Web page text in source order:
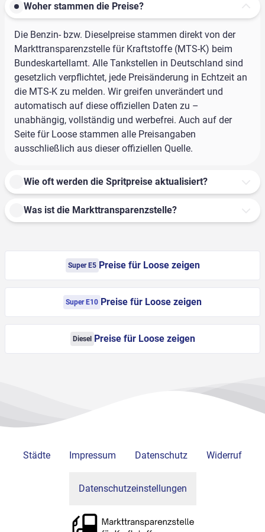
Woher stammen die Preise?
Die Benzin- bzw. Dieselpreise stammen direkt von der
Markttransparenzstelle für Kraftstoffe (MTS-K) beim
Bundeskartellamt. Alle Tankstellen in Deutschland sind
gesetzlich verpflichtet, jede Preisänderung in Echtzeit an
die MTS-K zu melden. Wir greifen unverändert und
automatisch auf diese offiziellen Daten zu –
unabhängig, vollständig und werbefrei. Auch auf der
Seite für Loose stammen alle Preisangaben
ausschließlich aus dieser offiziellen Quelle.
Wie oft werden die Spritpreise aktualisiert?
Was ist die Markttransparenzstelle?
Super E5 Preise für Loose zeigen
Super E10 Preise für Loose zeigen
Diesel Preise für Loose zeigen
Städte Impressum Datenschutz Widerruf
Datenschutzeinstellungen